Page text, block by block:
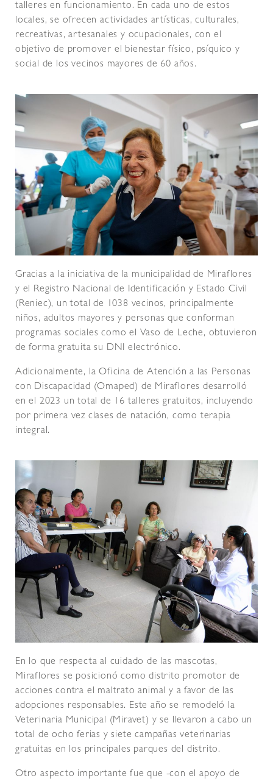
talleres en funcionamiento. En cada uno de estos
locales, se ofrecen actividades artísticas, culturales,
recreativas, artesanales y ocupacionales, con el
objetivo de promover el bienestar físico, psíquico y
social de los vecinos mayores de 60 años.
Gracias a la iniciativa de la municipalidad de Miraflores
y el Registro Nacional de Identificación y Estado Civil
(Reniec), un total de 1038 vecinos, principalmente
niños, adultos mayores y personas que conforman
programas sociales como el Vaso de Leche, obtuvieron
de forma gratuita su DNI electrónico.
Adicionalmente, la Oficina de Atención a las Personas
con Discapacidad (Omaped) de Miraflores desarrolló
en el 2023 un total de 16 talleres gratuitos, incluyendo
por primera vez clases de natación, como terapia
integral.
En lo que respecta al cuidado de las mascotas,
Miraflores se posicionó como distrito promotor de
acciones contra el maltrato animal y a favor de las
adopciones responsables. Este año se remodeló la
Veterinaria Municipal (Miravet) y se llevaron a cabo un
total de ocho ferias y siete campañas veterinarias
gratuitas en los principales parques del distrito.
Otro aspecto importante fue que -con el apoyo de